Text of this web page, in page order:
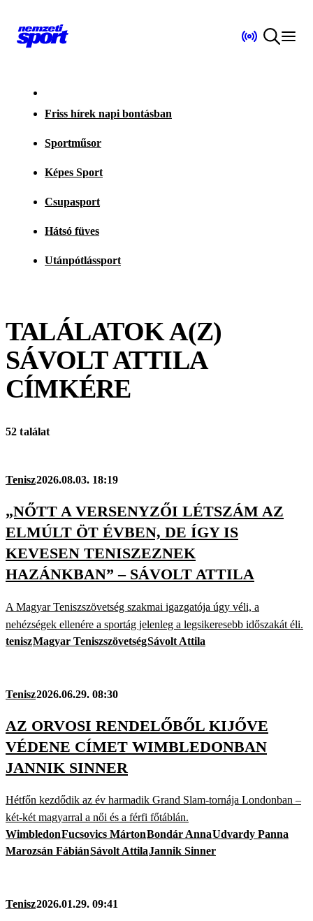
Friss hírek napi bontásban
Sportműsor
Képes Sport
Csupasport
Hátsó füves
Utánpótlássport
TALÁLATOK A(Z)
SÁVOLT ATTILA
CÍMKÉRE
52 találat
Tenisz2026.08.03. 18:19
„NŐTT A VERSENYZŐI LÉTSZÁM AZ
ELMÚLT ÖT ÉVBEN, DE ÍGY IS
KEVESEN TENISZEZNEK
HAZÁNKBAN” – SÁVOLT ATTILA
A Magyar Teniszszövetség szakmai igazgatója úgy véli, a
nehézségek ellenére a sportág jelenleg a legsikeresebb időszakát éli.
teniszMagyar TeniszszövetségSávolt Attila
Tenisz2026.06.29. 08:30
AZ ORVOSI RENDELŐBŐL KIJŐVE
VÉDENE CÍMET WIMBLEDONBAN
JANNIK SINNER
Hétfőn kezdődik az év harmadik Grand Slam-tornája Londonban –
két-két magyarral a női és a férfi főtáblán.
WimbledonFucsovics MártonBondár AnnaUdvardy Panna
Marozsán FábiánSávolt AttilaJannik Sinner
Tenisz2026.01.29. 09:41